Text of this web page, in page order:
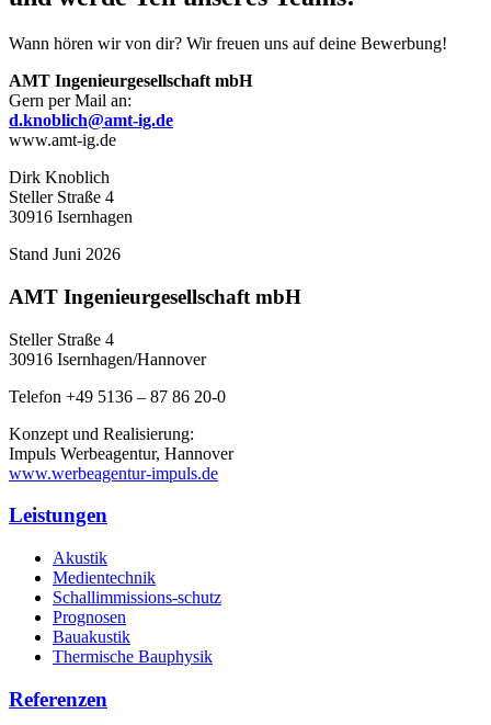
Wann hören wir von dir? Wir freuen uns auf deine Bewerbung!
AMT Ingenieurgesellschaft mbH
Gern per Mail an:
d.knoblich@amt-ig.de
www.amt-ig.de
Dirk Knoblich
Steller Straße 4
30916 Isernhagen
Stand Juni 2026
AMT Ingenieurgesellschaft mbH
Steller Straße 4
30916 Isernhagen/Hannover
Telefon +49 5136 – 87 86 20-0
Konzept und Realisierung:
Impuls Werbeagentur, Hannover
www.werbeagentur-impuls.de
Leistungen
Akustik
Medientechnik
Schallimmissions-schutz
Prognosen
Bauakustik
Thermische Bauphysik
Referenzen